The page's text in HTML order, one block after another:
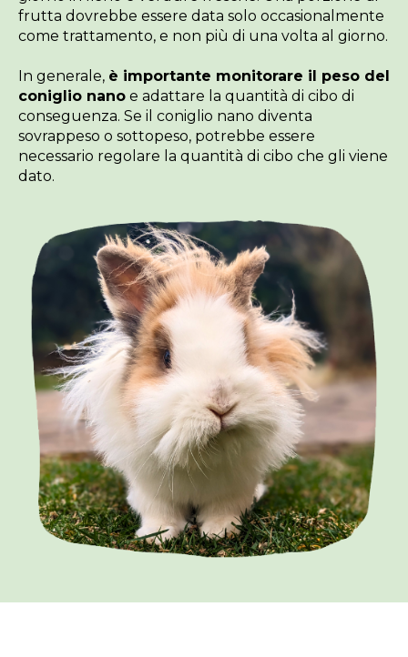
frutta dovrebbe essere data solo occasionalmente
come trattamento, e non più di una volta al giorno.
In generale, è importante monitorare il peso del
coniglio nano e adattare la quantità di cibo di
conseguenza. Se il coniglio nano diventa
sovrappeso o sottopeso, potrebbe essere
necessario regolare la quantità di cibo che gli viene
dato.